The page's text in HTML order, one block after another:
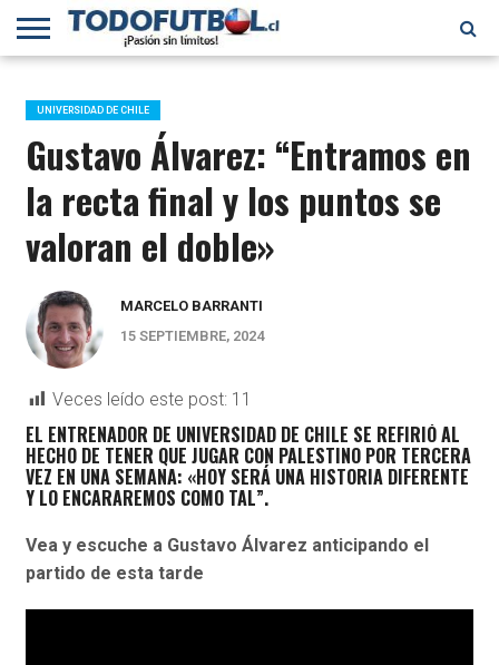
PRIMERA
B
SELECCIÓN
CHILENA
CHILENOS
EN EL
MUNDO
FÚTBOL
INTERNACIONAL
UNIVERSIDAD DE CHILE
Gustavo Álvarez: “Entramos en
la recta final y los puntos se
valoran el doble»
MARCELO BARRANTI
15 SEPTIEMBRE, 2024
Veces leído este post: 11
EL ENTRENADOR DE UNIVERSIDAD DE CHILE SE REFIRIÓ AL
HECHO DE TENER QUE JUGAR CON PALESTINO POR TERCERA
VEZ EN UNA SEMANA: «HOY SERÁ UNA HISTORIA DIFERENTE
Y LO ENCARAREMOS COMO TAL”.
Vea y escuche a Gustavo Álvarez anticipando el
partido de esta tarde